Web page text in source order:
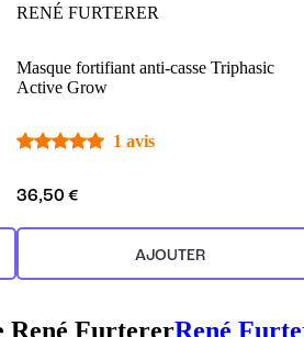
RENÉ FURTERER
Masque fortifiant anti-casse Triphasic
Active Grow
1 avis
36,50 €
AJOUTER
René FurtererRené